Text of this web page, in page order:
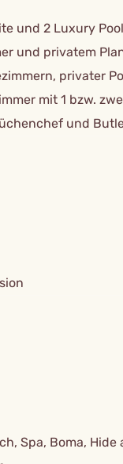
und 2 Luxury
und privatem
privater
mit 1 bzw.
und
Spa, Boma, Hide